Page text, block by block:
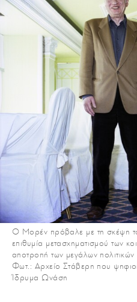
O Μορέν πρόβαλε με τη σκέψη
επιθυμία μετασχηματισμού των
αποτροπή των μεγάλων
Φωτ.: Αρχείο Στάβερη που
Ίδρυμα Ωνάση